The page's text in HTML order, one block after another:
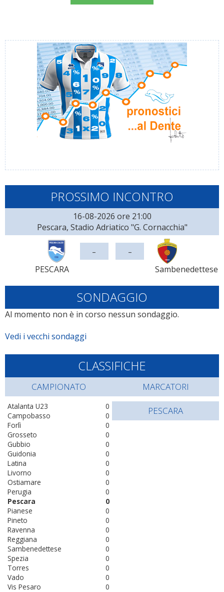
PROSSIMO INCONTRO
16-08-2026 ore 21:00
Pescara, Stadio Adriatico "G. Cornacchia"
PESCARA
- -
Sambenedettese
SONDAGGIO
Al momento non è in corso nessun sondaggio.
Vedi i vecchi sondaggi
CLASSIFICHE
CAMPIONATO
0
Atalanta U23
0
Campobasso
0
Forlì
0
Grosseto
0
Gubbio
0
Guidonia
0
Latina
0
Livorno
0
Ostiamare
0
Perugia
0
Pescara
0
Pianese
0
Pineto
0
Ravenna
0
Reggiana
0
Sambenedettese
0
Spezia
0
Torres
0
Vado
0
Vis Pesaro
MARCATORI
PESCARA